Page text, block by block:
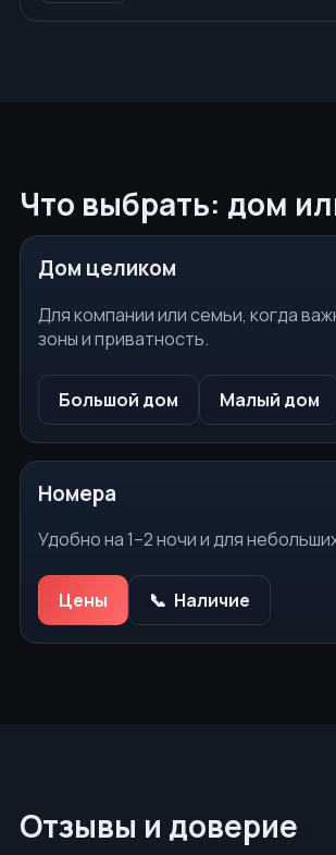
Что выбрать: дом
Дом целиком
Для компании или семьи, когда
зоны и приватность.
Большой дом Малый дом
Номера
Удобно на 1–2 ночи и для
Цены Наличие
Отзывы и доверие